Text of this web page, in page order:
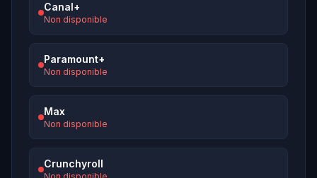
Canal+
Non disponible
Paramount+
Non disponible
Max
Non disponible
Crunchyroll